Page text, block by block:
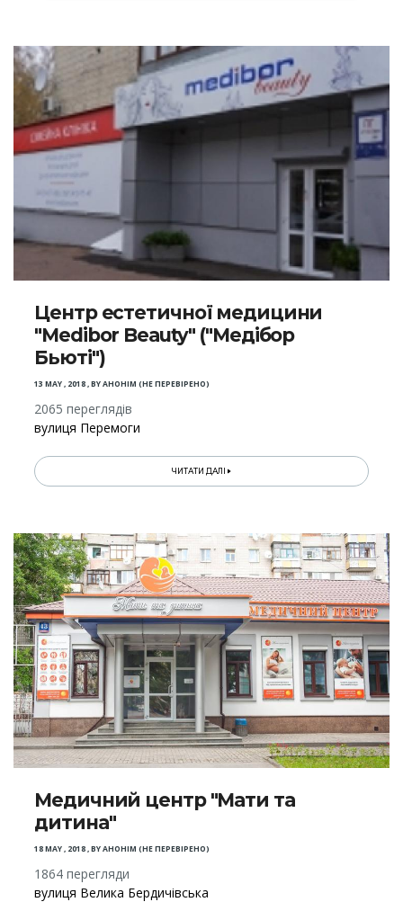
Центр естетичної медицини
"Medibor Beauty" ("Медібор
Бьюті")
13 MAY , 2018,BYАНОНІМ (НЕ ПЕРЕВІРЕНО)
2065 переглядів
вулиця Перемоги
ЧИТАТИ ДАЛІ
Медичний центр "Мати та
дитина"
18 MAY , 2018,BYАНОНІМ (НЕ ПЕРЕВІРЕНО)
1864 перегляди
вулиця Велика Бердичівська